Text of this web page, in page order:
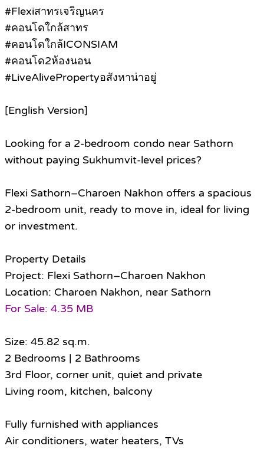
#Flexiสาทรเจริญนคร
#คอนโดใกล้สาทร
#คอนโดใกล้ICONSIAM
#คอนโด2ห้องนอน
#LiveAlivePropertyอสังหาน่าอยู่
[English Version]
Looking for a 2-bedroom condo near Sathorn
without paying Sukhumvit-level prices?
Flexi Sathorn–Charoen Nakhon offers a spacious
2-bedroom unit, ready to move in, ideal for living
or investment.
Property Details
Project: Flexi Sathorn–Charoen Nakhon
Location: Charoen Nakhon, near Sathorn
For Sale: 4.35 MB
Size: 45.82 sq.m.
2 Bedrooms | 2 Bathrooms
3rd Floor, corner unit, quiet and private
Living room, kitchen, balcony
Fully furnished with appliances
Air conditioners, water heaters, TVs